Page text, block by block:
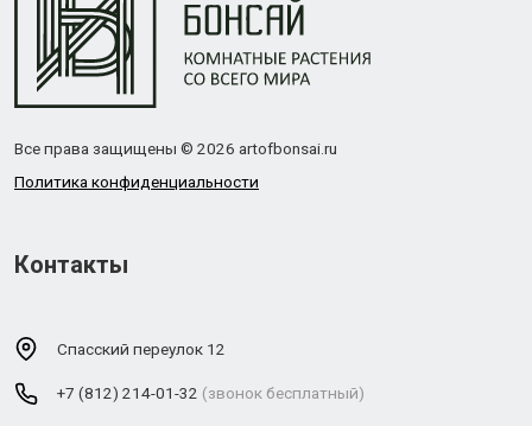
Все права защищены © 2026 artofbonsai.ru
Политика конфиденциальности
Контакты
Спасский переулок 12
+7 (812) 214-01-32 (звонок бесплатный)